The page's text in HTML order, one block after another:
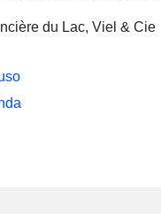
du Lac, Viel & Cie